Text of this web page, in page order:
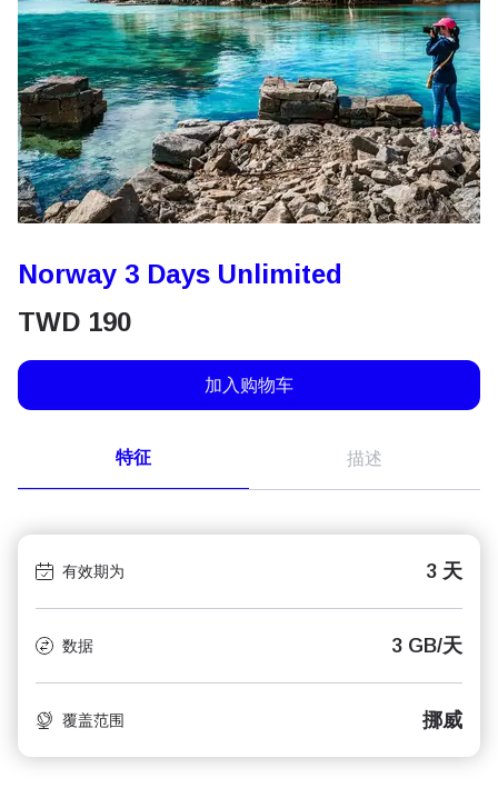
Norway 3 Days Unlimited
TWD 190
加入购物车
特征 描述
有效期为 3 天
数据 3 GB/天
覆盖范围 挪威